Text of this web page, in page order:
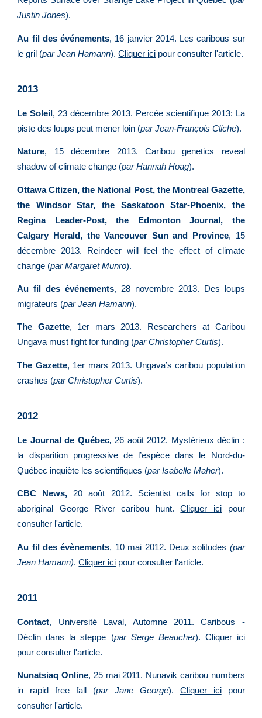
Justin Jones).
Au fil des événements, 16 janvier 2014. Les caribous sur
le gril (par Jean Hamann).Cliquer ici pour consulter l'article.
2013
Le Soleil , 23 décembre 2013. Percée scientifique 2013: La
piste des loups peut mener loin (par Jean-François Cliche).
Nature, 15 décembre 2013. Caribou genetics reveal
shadow of climate change (par Hannah Hoag).
Ottawa Citizen, the National Post, the Montreal Gazette,
the Windsor Star, the Saskatoon Star-Phoenix, the
Regina Leader-Post, the Edmonton Journal, the
Calgary Herald, the Vancouver Sun and Province, 15
décembre 2013. Reindeer will feel the effect of climate
change (par Margaret Munro).
Au fil des événements, 28 novembre 2013. Des loups
migrateurs (par Jean Hamann).
The Gazette, 1er mars 2013. Researchers at Caribou
Ungava must fight for funding (par Christopher Curtis).
The Gazette, 1er mars 2013. Ungava’s caribou population
crashes (par Christopher Curtis).
2012
Le Journal de Québec, 26 août 2012. Mystérieux déclin :
la disparition progressive de l’espèce dans le Nord-du-
Québec inquiète les scientifiques (par Isabelle Maher).
CBC News, 20 août 2012. Scientist calls for stop to
aboriginal George River caribou hunt.Cliquer icipour
consulter l'article.
Au fil des évènements, 10 mai 2012. Deux solitudes (par
Jean Hamann). Cliquer ici pour consulter l'article.
2011
Contact, Université Laval, Automne 2011. Caribous -
Déclin dans la steppe (par Serge Beaucher). Cliquer ici
pour consulter l'article.
Nunatsiaq Online, 25 mai 2011. Nunavik caribou numbers
in rapid free fall (par Jane George). Cliquer icipour
consulter l'article.